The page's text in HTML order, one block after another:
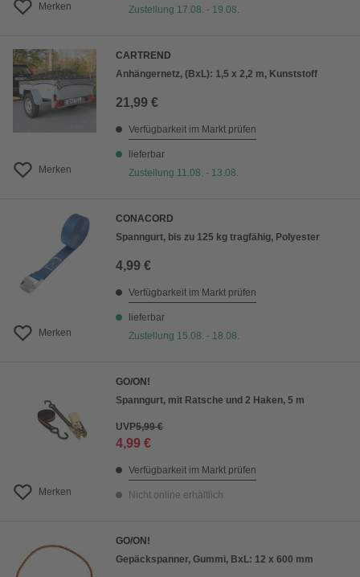
Merken
Zustellung 17.08. - 19.08.
Merken
CARTREND
Anhängernetz, (BxL): 1,5 x 2,2 m, Kunststoff
21,99 €
Verfügbarkeit im Markt prüfen
lieferbar
Zustellung 11.08. - 13.08.
Merken
CONACORD
Spanngurt, bis zu 125 kg tragfähig, Polyester
4,99 €
Verfügbarkeit im Markt prüfen
lieferbar
Zustellung 15.08. - 18.08.
Merken
GO/ON!
Spanngurt, mit Ratsche und 2 Haken, 5 m
UVP5,99 €
4,99 €
Verfügbarkeit im Markt prüfen
Nicht online erhältlich
GO/ON!
Gepäckspanner, Gummi, BxL: 12 x 600 mm